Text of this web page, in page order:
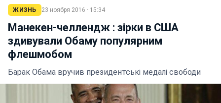
ЖИЗНЬ 23 ноября 2016 · 15:34
Манекен-челлендж : зірки в США
здивували Обаму популярним
флешмобом
Барак Обама вручив президентські медалі свободи